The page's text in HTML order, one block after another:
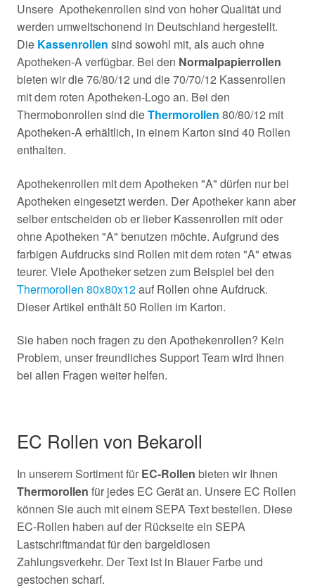
Unsere Apothekenrollen sind von hoher Qualität und
werden umweltschonend in Deutschland hergestellt.
Die Kassenrollen sind sowohl mit, als auch ohne
Apotheken-A verfügbar. Bei den Normalpapierrollen
bieten wir die 76/80/12 und die 70/70/12 Kassenrollen
mit dem roten Apotheken-Logo an. Bei den
Thermobonrollen sind dieThermorollen 80/80/12 mit
Apotheken-A erhältlich, in einem Karton sind 40 Rollen
enthalten.
Apothekenrollen mit dem Apotheken "A" dürfen nur bei
Apotheken eingesetzt werden. Der Apotheker kann aber
selber entscheiden ob er lieber Kassenrollen mit oder
ohne Apotheken "A" benutzen möchte. Aufgrund des
farbigen Aufdrucks sind Rollen mit dem roten "A" etwas
teurer. Viele Apotheker setzen zum Beispiel bei den
Thermorollen 80x80x12auf Rollen ohne Aufdruck.
Dieser Artikel enthält 50 Rollen im Karton.
Sie haben noch fragen zu den Apothekenrollen? Kein
Problem, unser freundliches Support Team wird Ihnen
bei allen Fragen weiter helfen.
EC Rollen von Bekaroll
In unserem Sortiment für EC-Rollen bieten wir Ihnen
Thermorollen für jedes EC Gerät an. Unsere EC Rollen
können Sie auch mit einem SEPA Text bestellen. Diese
EC-Rollen haben auf der Rückseite ein SEPA
Lastschriftmandat für den bargeldlosen
Zahlungsverkehr. Der Text ist in Blauer Farbe und
gestochen scharf.